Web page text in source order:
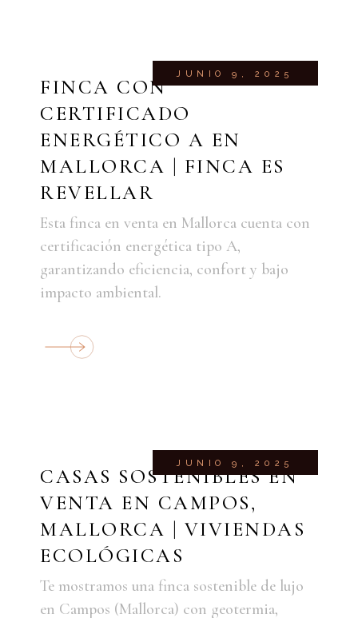
JUNIO 9, 2025
FINCA CON
CERTIFICADO
ENERGÉTICO A EN
MALLORCA | FINCA ES
REVELLAR
Esta finca en venta en Mallorca cuenta con
certificación energética tipo A,
garantizando eficiencia, confort y bajo
impacto ambiental.
JUNIO 9, 2025
CASAS SOSTENIBLES EN
VENTA EN CAMPOS,
MALLORCA | VIVIENDAS
ECOLÓGICAS
Te mostramos una finca sostenible de lujo
en Campos (Mallorca) con geotermia,